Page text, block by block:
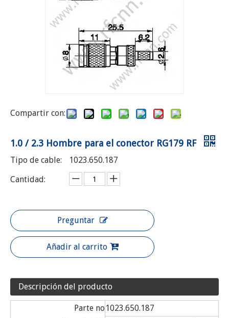
Compartir con:
1.0 / 2.3 Hombre para el conector RG179 RF
Tipo de cable:
1023.650.187
Cantidad:
Preguntar
Añadir al carrito
Descripción del producto
Parte no1023.650.187